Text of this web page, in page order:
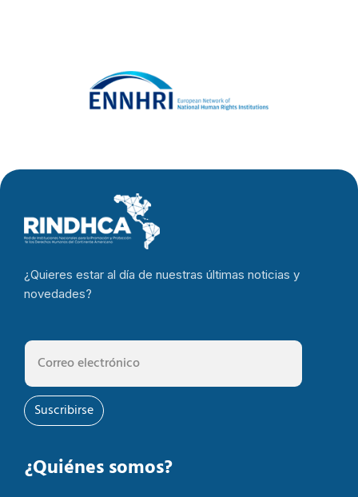
¿Quieres estar al día de nuestras últimas noticias y
novedades?
Suscribirse
¿Quiénes somos?